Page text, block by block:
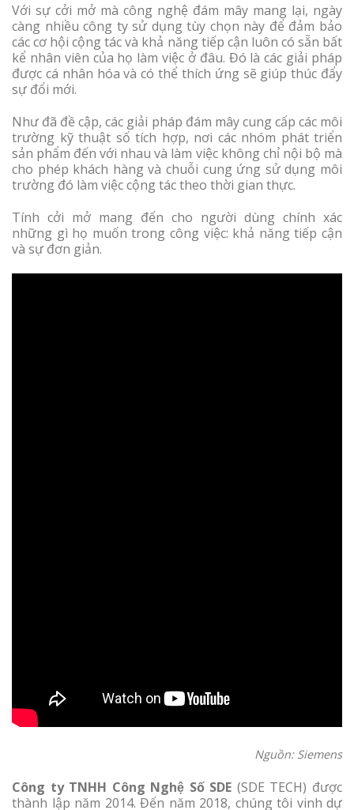
Với sự cởi mở mà công nghệ đám mây mang lại, ngày
càng nhiều công ty sử dụng tùy chọn này để đảm bảo
các cơ hội cộng tác và khả năng tiếp cận luôn có sẵn bất
kể nhân viên của họ làm việc ở đâu. Đó là các giải pháp
được cá nhân hóa và có thể thích ứng sẽ giúp thúc đẩy
sự đổi mới.
Như đã đề cập, các giải pháp đám mây cung cấp các môi
trường kỹ thuật số tích hợp, nơi các nhóm phát triển
sản phẩm đến với nhau và làm việc không chỉ nội bộ mà
cho phép khách hàng và chuỗi cung ứng sử dụng môi
trường đó làm việc cộng tác theo thời gian thực.
Tính cởi mở mang đến cho người dùng chính xác
những gì họ muốn trong công việc: khả năng tiếp cận
và sự đơn giản.
Nguồn: Siemens
Công ty TNHH Công Nghệ Số SDE (SDE TECH) được
thành lập năm 2014. Đến năm 2018, chúng tôi vinh dự